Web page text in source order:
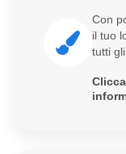
Con
il tuo
tutti